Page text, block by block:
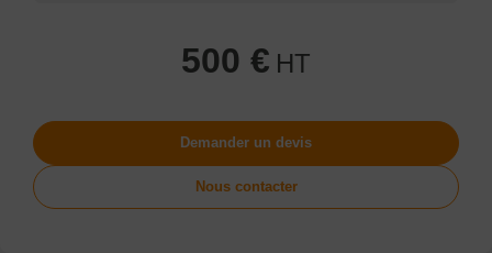
500 € HT
Demander un devis
Nous contacter